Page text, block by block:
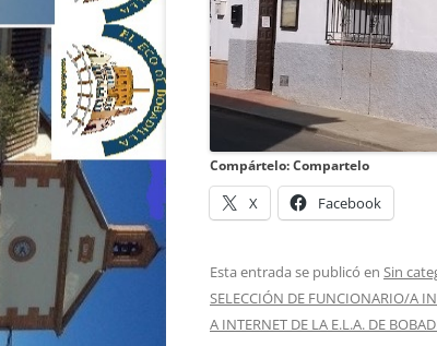
Compártelo: Compartelo
X Facebook
Esta entrada se publicó en Sin
SELECCIÓN DE FUNCIONARIO/A
A INTERNET DE LA E.L.A. DE